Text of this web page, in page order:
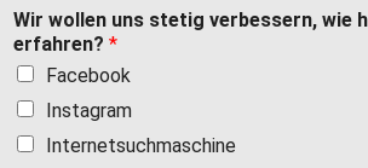
Wir wollen uns stetig verbessern, wie
erfahren? *
Facebook
Instagram
Internetsuchmaschine